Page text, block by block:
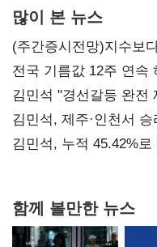
많이 본 뉴스
(주간증시전망)지수보
전국 기름값 12주 연속
김민석 "경선갈등 완
사과부터"
김민석, 제주·인천서
탈환'(종합)
김민석, 누적 45.42%
함께 볼만한 뉴스